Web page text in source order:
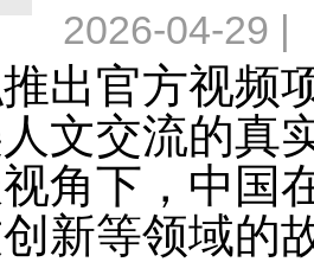
2026-04-29 |
出官方视频
文交流的真
角下，中国
新等领域的